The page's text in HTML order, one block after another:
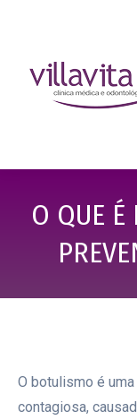
O QUE É
O botulismo é
contagiosa,